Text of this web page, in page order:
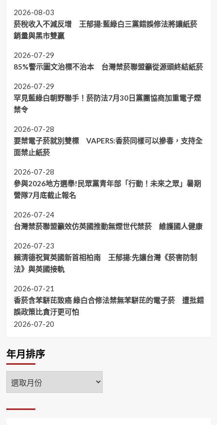
2026-08-03
菸稅收入不減反增 王郁揚:藍綠白三黨錯誤修法將讓紙菸
銷量與黑市雙贏
2026-07-29
85%警示圖文治標不治本 台灣禁菸聯盟籲從源頭終結紙菸
2026-07-29
罕見藍綠白朝野聯手！菸防法7月30日黨團協商加重電子煙
禁令
2026-07-28
要禁電子菸就別雙標 VAPERS:香菸同樣可以摻毒，支持全
面禁止紙菸
2026-07-28
參與2026地方選舉!民眾黨青年部「行動！未來之眾」暑期
營隊7月底截止報名
2026-07-24
台灣禁菸聯盟籲效仿英國推動無煙世代禁菸 維護國人健康
2026-07-23
賴清德祝賀英國新首相柏南 王郁揚:先讓台灣《菸害防制
法》與英國接軌
2026-07-21
香菸含苯駢芘致癌 綠白合修法禁無苯駢芘的電子菸 遭批錯
誤政策比貪汙更可怕
2026-07-20
年月排序
年
月
序